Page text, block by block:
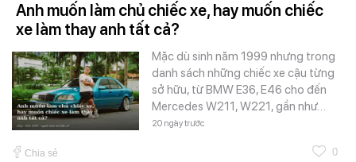
Anh muốn làm chủ chiếc xe, hay muốn chiếc
xe làm thay anh tất cả?
Mặc dù sinh năm 1999 nhưng trong
danh sách những chiếc xe cậu từng
sở hữu, từ BMW E36, E46 cho đến
Mercedes W211, W221, gần như…
20 ngày trước
Chia sẻ 0